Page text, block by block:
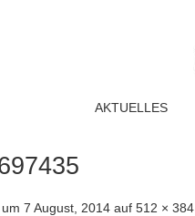
AKTUELLES
um 7 August, 2014 auf 512 × 384